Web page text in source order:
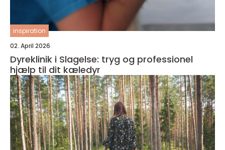
inspiration
02. April 2026
Dyreklinik i Slagelse: tryg og professionel
hjælp til dit kæledyr